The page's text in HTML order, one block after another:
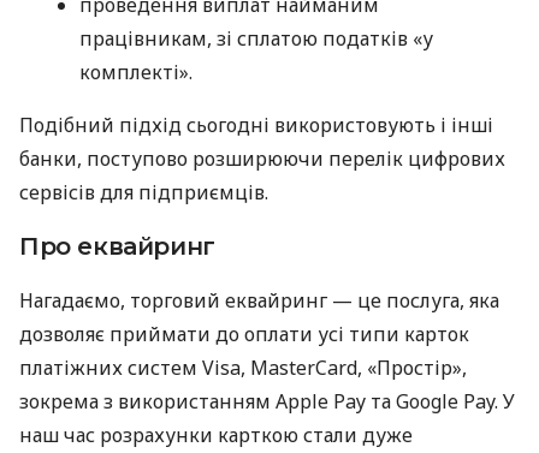
працівникам, зі сплатою податків «у
комплекті».
Подібний підхід сьогодні використовують і інші
банки, поступово розширюючи перелік цифрових
сервісів для підприємців.
Про еквайринг
Нагадаємо, торговий еквайринг — це послуга, яка
дозволяє приймати до оплати усі типи карток
платіжних систем Visa, MasterCard, «Простір»,
зокрема з використанням Apple Pay та Google Pay. У
наш час розрахунки карткою стали дуже